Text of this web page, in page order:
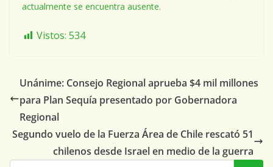
actualmente se encuentra ausente.
Vistos: 534
Unánime: Consejo Regional aprueba $4 mil millones
para Plan Sequía presentado por Gobernadora
Regional
Segundo vuelo de la Fuerza Área de Chile rescató 51
chilenos desde Israel en medio de la guerra